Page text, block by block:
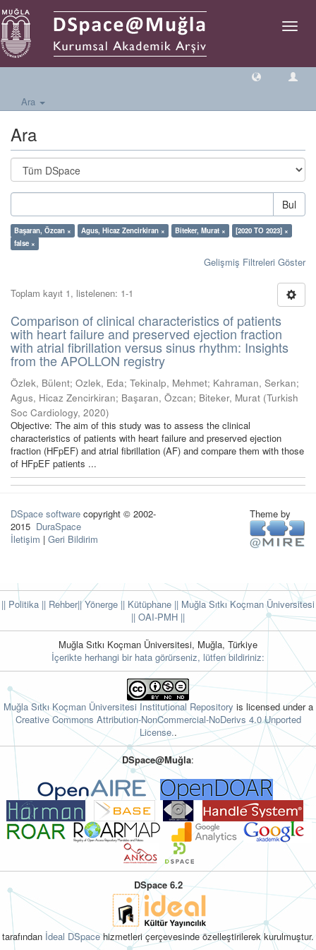
Geçiş
Ara
Ara
Bul
Başaran, Özcan × Agus, Hicaz Zencirkiran × Biteker, Murat ×
[2020 TO 2023] ×
false ×
Gelişmiş Filtreleri Göster
Toplam kayıt 1, listelenen: 1-1
Comparison of clinical characteristics of patients
with heart failure and preserved ejection fraction
with atrial fibrillation versus sinus rhythm: Insights
from the APOLLON registry
Özlek, Bülent; Ozlek, Eda; Tekinalp, Mehmet; Kahraman, Serkan;
Agus, Hicaz Zencirkiran; Başaran, Özcan; Biteker, Murat (Turkish
Soc Cardiology, 2020)
Objective: The aim of this study was to assess the clinical
characteristics of patients with heart failure and preserved ejection
fraction (HFpEF) and atrial fibrillation (AF) and compare them with those
of HFpEF patients ...
DSpace software copyright © 2002-
2015 DuraSpace
İletişim | Geri Bildirim
Theme by
|| Politika || Rehber|| Yönerge || Kütüphane || Muğla Sıtkı Koçman Üniversitesi
|| OAI-PMH ||
Muğla Sıtkı Koçman Üniversitesi, Muğla, Türkiye
İçerikte herhangi bir hata görürseniz, lütfen bildiriniz:
Muğla Sıtkı Koçman Üniversitesi Institutional Repository is licensed under a
Creative Commons Attribution-NonCommercial-NoDerivs 4.0 Unported
License..
DSpace@Muğla:
DSpace 6.2
tarafından İdeal DSpacehizmetleri çerçevesinde özelleştirilerek kurulmuştur.